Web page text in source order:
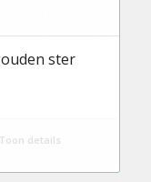
ster
Toon details